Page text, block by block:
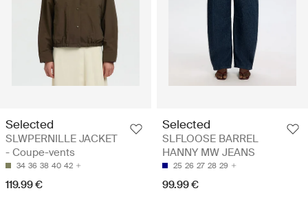
Selected
SLWPERNILLE JACKET
- Coupe-vents
34 36 38 40 42
119.99 €
Selected
SLFLOOSE BARREL
HANNY MW JEANS
25 26 27 28 29
99.99 €